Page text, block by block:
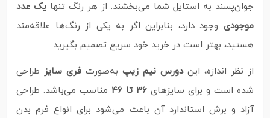
جوان‌پسند به استایل شما می‌بخشند. از هر رنگ تنها یک عدد
موجودی وجود دارد، بنابراین اگر به یکی از رنگ‌ها علاقه‌مند
هستید، بهتر است در خرید خود سریع تصمیم بگیرید.
از نظر اندازه، ایندورس نیم زیپ به‌صورت فری سایز طراحی
شده است و برای سایزهای ۳۶ تا ۴۶
مناسب می‌باشد. طراحی
آزاد و برش استاندارد آن باعث می‌شود برای انواع فرم بدن